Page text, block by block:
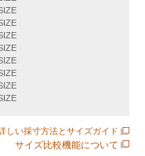
地です。
の季節に嬉しいポイ
しい採寸方法とサイズガイド
サイズ比較機能について